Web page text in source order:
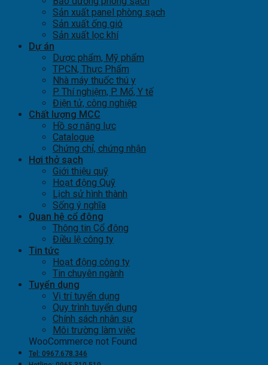
Sản xuất panel phòng sạch
Sản xuất ống gió
Sản xuất lọc khí
Dự án
Dược phẩm, Mỹ phẩm
TPCN, Thực Phẩm
Nhà máy thuốc thú y
P. Thí nghiệm, P. Mổ, Y tế
Điện tử, công nghiệp
Chất lượng MCC
Hồ sơ năng lực
Catalogue
Chứng chỉ, chứng nhận
Hơi thở sạch
Giới thiệu quỹ
Hoạt động Quỹ
Lịch sử hình thành
Sống ý nghĩa
Quan hệ cổ đông
Thông tin Cổ đông
Điều lệ công ty
Tin tức
Hoạt động công ty
Tin chuyên ngành
Tuyển dụng
Vị trí tuyển dụng
Quy trình tuyển dụng
Chính sách nhân sự
Môi trường làm việc
WooCommerce not Found
Tel: 0967.678.346